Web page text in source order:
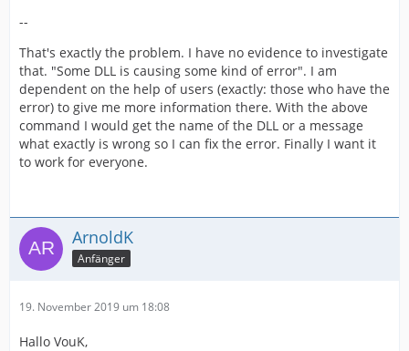
--
That's exactly the problem. I have no evidence to investigate
that. "Some DLL is causing some kind of error". I am
dependent on the help of users (exactly: those who have the
error) to give me more information there. With the above
command I would get the name of the DLL or a message
what exactly is wrong so I can fix the error. Finally I want it
to work for everyone.
ArnoldK
Anfänger
19. November 2019 um 18:08
Hallo VouK,